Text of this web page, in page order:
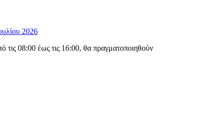
2026
08:00 έως τις 16:00, θα πραγματοποιηθούν